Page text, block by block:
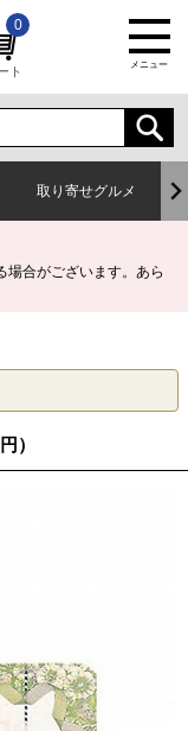
ト
0
メニュー
取り寄せグルメ
場合がございます。あら
）